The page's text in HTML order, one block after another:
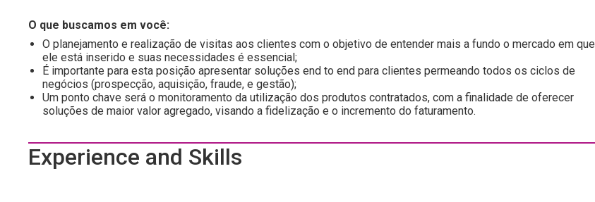
O que buscamos em você:
O planejamento e realização de visitas aos clientes com o objetivo de entender mais a fundo o mercado em que
ele está inserido e suas necessidades é essencial;
É importante para esta posição apresentar soluções end to end para clientes permeando todos os ciclos de
negócios (prospecção, aquisição, fraude, e gestão);
Um ponto chave será o monitoramento da utilização dos produtos contratados, com a finalidade de oferecer
soluções de maior valor agregado, visando a fidelização e o incremento do faturamento.
Experience and Skills